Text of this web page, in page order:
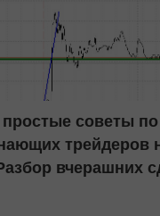
простые советы
трейдеров
вчерашних